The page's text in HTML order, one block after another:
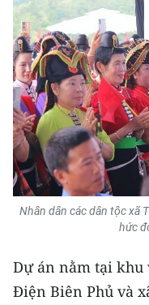
THỜI NAY
NHÂN DÂN CUỐI
NHÂN DÂN HẰNG
MUA BÁO
ĐỌC BÁO IN
中文
Nhân dân các dân tộc xã
hức
Dự án nằm tại khu
Điện Biên Phủ và